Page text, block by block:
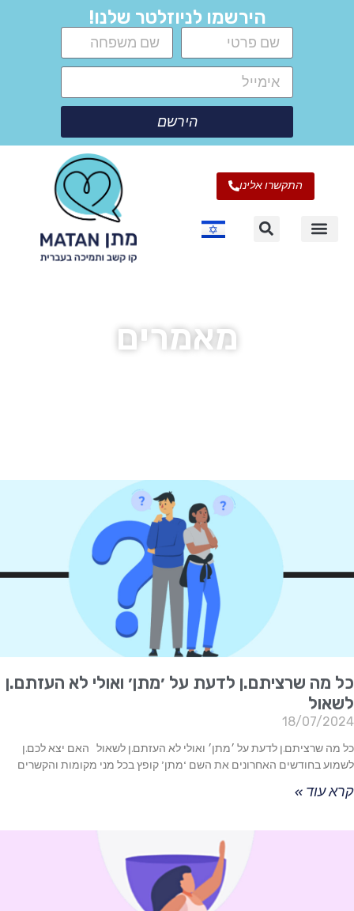
הירשמו לניוזלטר שלנו!
הירשם
התקשרו אלינו
מאמרים
כל מה שרציתם.ן לדעת על ׳מתן׳ ואולי לא העזתם.ן
לשאול
18/07/2024
כל מה שרציתם.ן לדעת על ׳מתן׳ ואולי לא העזתם.ן לשאול האם יצא לכם.ן
לשמוע בחודשים האחרונים את השם ‘מתן’ קופץ בכל מני מקומות והקשרים
קרא עוד »